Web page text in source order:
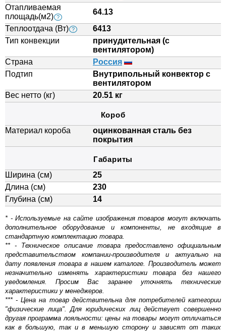
Отапливаемая
площадь(м2) ?
64.13
Теплоотдача (Вт) ?
6413
Тип конвекции
принудительная (с
вентилятором)
Страна
Россия
Подтип
Внутрипольный конвектор с
вентилятором
Вес нетто (кг)
20.51 кг
Короб
Материал короба
оцинкованная сталь без
покрытия
Габариты
Ширина (см)
25
Длина (см)
230
Глубина (см)
14
* - Используемые на сайте изображения товаров могут включать
дополнительное оборудование и компоненты, не входящие в
стандартную комплектацию товара.
** - Техническое описание товара предоставлено официальным
представительством компании-производителя и актуально на
дату появления товара в нашем каталоге. Производитель может
незначительно изменять характеристики товара без нашего
уведомления. Просим Вас заранее уточнять технические
характеристики у менеджеров.
*** - Цена на товар действительна для потребителей категории
"физические лица". Для юридических лиц действует совершенно
другая программа лояльности: цены на товары могут отличаться
как в большую, так и в меньшую сторону и зависят от таких